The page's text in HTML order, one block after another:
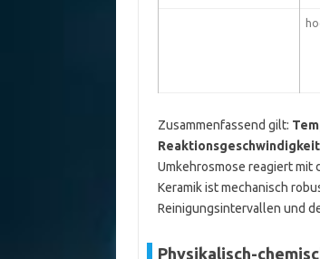
Zusammenfassend gilt:
Umkehrosmose reagiert mit
Keramik ist mechanisch
Reinigungsintervallen und
Physikalisch-